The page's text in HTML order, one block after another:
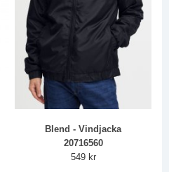
Blend - Vindjacka
20716560
549 kr